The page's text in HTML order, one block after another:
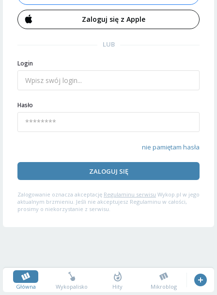
Zaloguj się z Apple
LUB
Login
Hasło
nie pamiętam hasła
ZALOGUJ SIĘ
Zalogowanie oznacza akceptację Regulaminu serwisu Wykop.pl w jego
aktualnym brzmieniu. Jeśli nie akceptujesz Regulaminu w całości,
prosimy o niekorzystanie z serwisu.
Główna Wykopalisko Hity Mikroblog